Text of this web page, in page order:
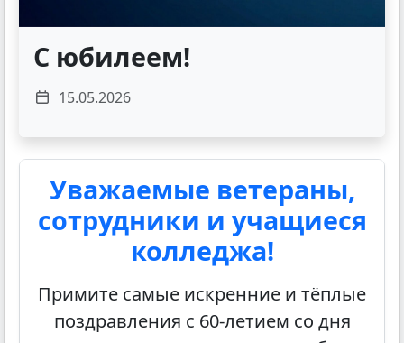
С юбилеем!
15.05.2026
Уважаемые ветераны,
сотрудники и учащиеся
колледжа!
Примите самые искренние и тёплые
поздравления с 60-летием со дня